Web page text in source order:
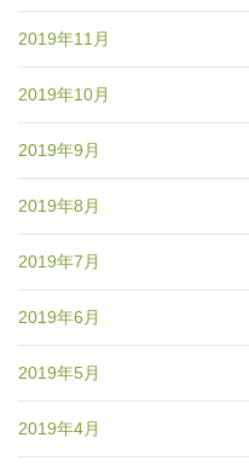
2019年11月
2019年10月
2019年9月
2019年8月
2019年7月
2019年6月
2019年5月
2019年4月